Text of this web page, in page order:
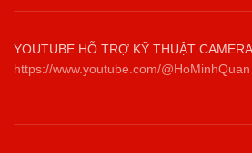
YOUTUBE HỖ TRỢ KỸ THUẬT
https://www.youtube.com/@HoMinhQuan